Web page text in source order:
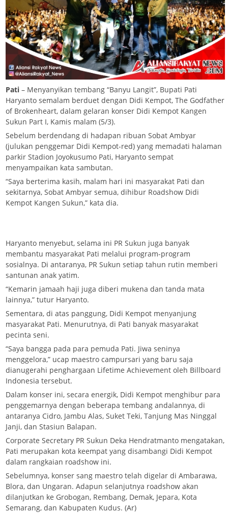
Pati – Menyanyikan tembang “Banyu Langit”, Bupati Pati
Haryanto semalam berduet dengan Didi Kempot, The Godfather
of Brokenheart, dalam gelaran konser Didi Kempot Kangen
Sukun Part I, Kamis malam (5/3).
Sebelum berdendang di hadapan ribuan Sobat Ambyar
(julukan penggemar Didi Kempot-red) yang memadati halaman
parkir Stadion Joyokusumo Pati, Haryanto sempat
menyampaikan kata sambutan.
“Saya berterima kasih, malam hari ini masyarakat Pati dan
sekitarnya, Sobat Ambyar semua, dihibur Roadshow Didi
Kempot Kangen Sukun,” kata dia.
Haryanto menyebut, selama ini PR Sukun juga banyak
membantu masyarakat Pati melalui program-program
sosialnya. Di antaranya, PR Sukun setiap tahun rutin memberi
santunan anak yatim.
“Kemarin jamaah haji juga diberi mukena dan tanda mata
lainnya,” tutur Haryanto.
Sementara, di atas panggung, Didi Kempot menyanjung
masyarakat Pati. Menurutnya, di Pati banyak masyarakat
pecinta seni.
“Saya bangga pada para pemuda Pati. Jiwa seninya
menggelora,” ucap maestro campursari yang baru saja
dianugerahi penghargaan Lifetime Achievement oleh Billboard
Indonesia tersebut.
Dalam konser ini, secara energik, Didi Kempot menghibur para
penggemarnya dengan beberapa tembang andalannya, di
antaranya Cidro, Jambu Alas, Suket Teki, Tanjung Mas Ninggal
Janji, dan Stasiun Balapan.
Corporate Secretary PR Sukun Deka Hendratmanto mengatakan,
Pati merupakan kota keempat yang disambangi Didi Kempot
dalam rangkaian roadshow ini.
Sebelumnya, konser sang maestro telah digelar di Ambarawa,
Blora, dan Ungaran. Adapun selanjutnya roadshow akan
dilanjutkan ke Grobogan, Rembang, Demak, Jepara, Kota
Semarang, dan Kabupaten Kudus. (Ar)